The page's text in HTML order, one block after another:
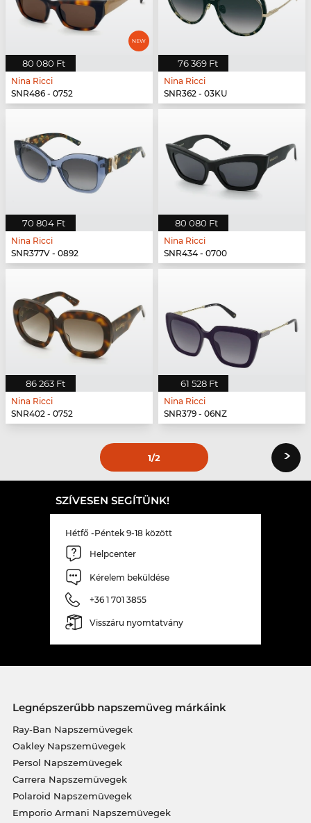
80 080 Ft
Nina Ricci
SNR486 - 0752
76 369 Ft
Nina Ricci
SNR362 - 03KU
70 804 Ft
Nina Ricci
SNR377V - 0892
80 080 Ft
Nina Ricci
SNR434 - 0700
86 263 Ft
Nina Ricci
SNR402 - 0752
61 528 Ft
Nina Ricci
SNR379 - 06NZ
1/2 ›
SZÍVESEN SEGÍTÜNK!
Hétfő -Péntek 9-18 között
Helpcenter
Kérelem beküldése
+36 1 701 3855
Visszáru nyomtatvány
Legnépszerűbb napszemüveg márkáink
Ray-Ban Napszemüvegek
Oakley Napszemüvegek
Persol Napszemüvegek
Carrera Napszemüvegek
Polaroid Napszemüvegek
Emporio Armani Napszemüvegek